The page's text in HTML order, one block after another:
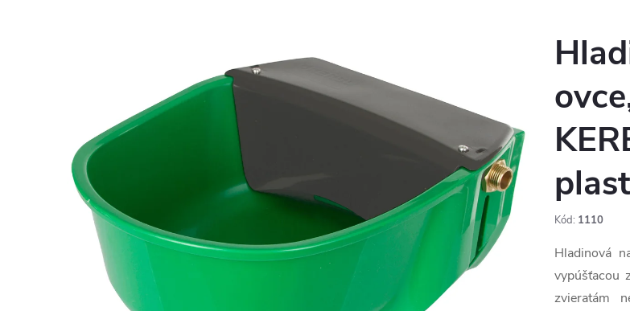
Kód: 1110
Hladinová
vypúšťacou
zvieratám